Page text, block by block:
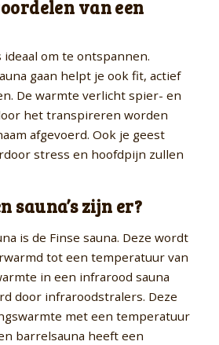
van een
ideaal om te ontspannen.
gaan helpt je ook fit, actief
De warmte verlicht spier- en
het transpireren worden
afgevoerd. Ook je geest
stress en hoofdpijn zullen
sauna’s zijn er?
is de Finse sauna. Deze wordt
tot een temperatuur van
in een infrarood sauna
door infraroodstralers. Deze
met een temperatuur
barrelsauna heeft een